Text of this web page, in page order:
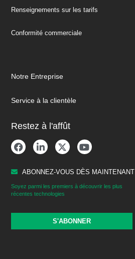
Renseignements sur les tarifs
Conformité commerciale
Notre Entreprise
Service à la clientèle
Restez à l'affût
ABONNEZ-VOUS DÈS MAINTENANT
Soyez parmi les premiers à découvrir les plus
récentes technologies
S'ABONNER